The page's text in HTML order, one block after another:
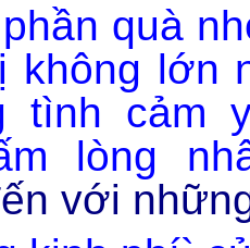
quà
không lớn
tình cảm
lòng
với